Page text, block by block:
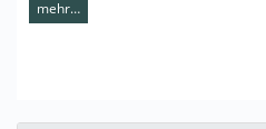
mehr…